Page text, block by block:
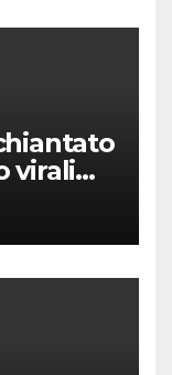
virali